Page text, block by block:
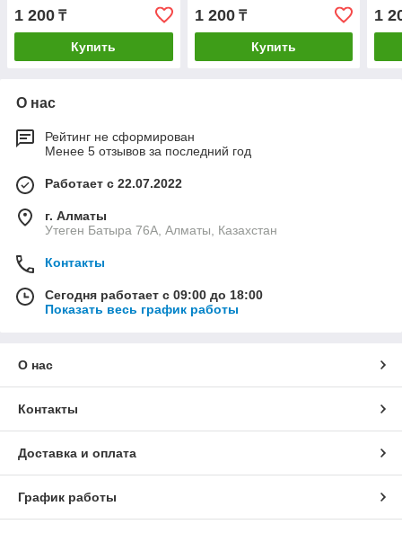
1 200 ₸
Купить
1 200₸
Купить
1
О нас
Рейтинг не сформирован
Менее 5 отзывов за последний год
Работает с 22.07.2022
г. Алматы
Утеген Батыра 76А, Алматы, Казахстан
Контакты
Сегодня работает с 09:00 до 18:00
Показать весь график работы
О нас
Контакты
Доставка и оплата
График работы